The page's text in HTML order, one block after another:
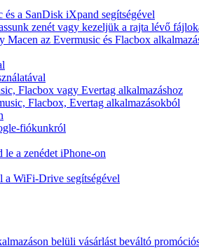
a SanDisk iXpand segítségével
zenét vagy kezeljük a rajta lévő
Macen az Evermusic és Flacbox
Flacbox vagy Evertag alkalmazáshoz
Flacbox, Evertag alkalmazásokból
fiókunkról
a zenédet iPhone-on
a WiFi-Drive segítségével
belüli vásárlást beváltó